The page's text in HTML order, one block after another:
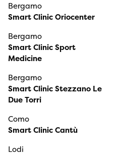
Bergamo
Smart Clinic Oriocenter
Bergamo
Smart Clinic Sport
Medicine
Bergamo
Smart Clinic Stezzano Le
Due Torri
Como
Smart Clinic Cantù
Lodi